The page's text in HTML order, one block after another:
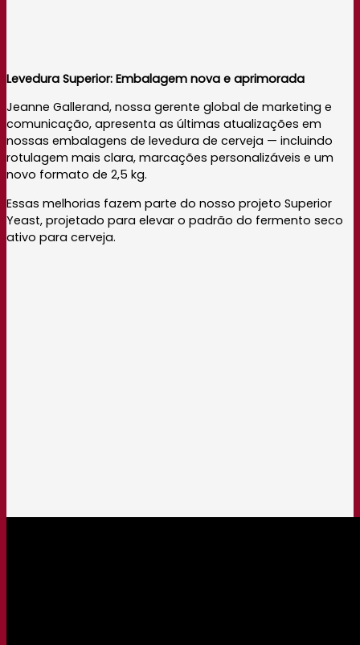
Levedura Superior: Embalagem nova e aprimorada
Jeanne Gallerand, nossa gerente global de marketing e
comunicação, apresenta as últimas atualizações em
nossas embalagens de levedura de cerveja — incluindo
rotulagem mais clara, marcações personalizáveis ​​e um
novo formato de 2,5 kg.
Essas melhorias fazem parte do nosso projeto Superior
Yeast, projetado para elevar o padrão do fermento seco
ativo para cerveja.